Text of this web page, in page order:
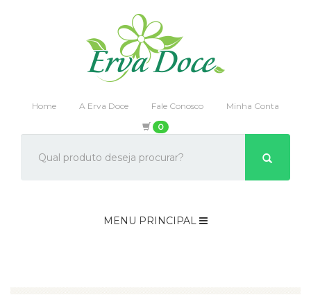
Home A Erva Doce Fale Conosco
Minha Conta
0
MENU PRINCIPAL